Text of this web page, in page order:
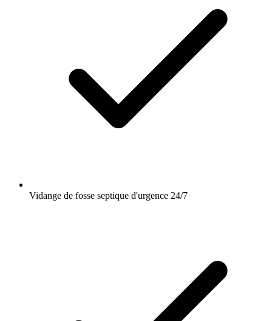
Vidange de fosse septique d'urgence 24/7